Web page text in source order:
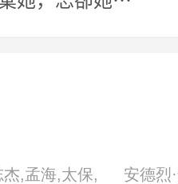
,孟海,太保,
安德烈